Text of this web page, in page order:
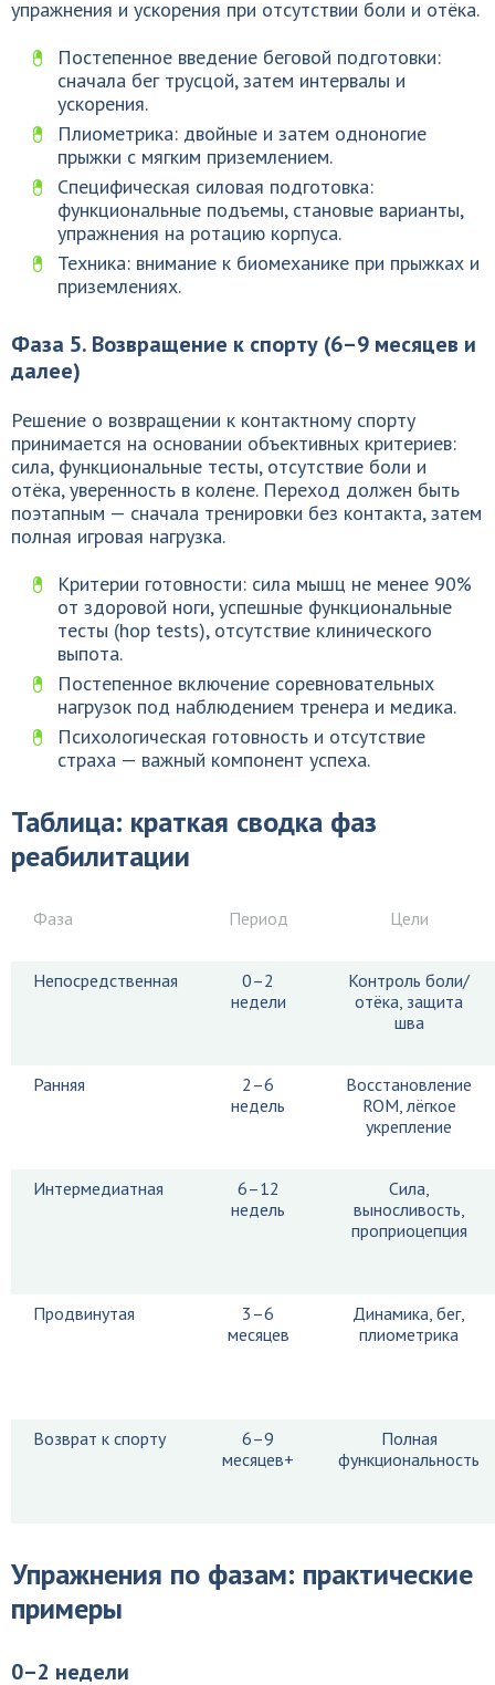
упражнения и ускорения при отсутствии боли и отёка.
Постепенное введение беговой подготовки:
сначала бег трусцой, затем интервалы и
ускорения.
Плиометрика: двойные и затем одноногие
прыжки с мягким приземлением.
Специфическая силовая подготовка:
функциональные подъемы, становые варианты,
упражнения на ротацию корпуса.
Техника: внимание к биомеханике при прыжках и
приземлениях.
Фаза 5. Возвращение к спорту (6–9 месяцев и
далее)
Решение о возвращении к контактному спорту
принимается на основании объективных критериев:
сила, функциональные тесты, отсутствие боли и
отёка, уверенность в колене. Переход должен быть
поэтапным — сначала тренировки без контакта, затем
полная игровая нагрузка.
Критерии готовности: сила мышц не менее 90%
от здоровой ноги, успешные функциональные
тесты (hop tests), отсутствие клинического
выпота.
Постепенное включение соревновательных
нагрузок под наблюдением тренера и медика.
Психологическая готовность и отсутствие
страха — важный компонент успеха.
Таблица: краткая сводка фаз
реабилитации
Фаза Период Цели
Непосредственная
0–2
недели
Контроль боли/
отёка, защита
шва
Ранняя
2–6
недель
Восстановление
ROM, лёгкое
укрепление
Интермедиатная
6–12
недель
Сила,
выносливость,
проприоцепция
Продвинутая
3–6
месяцев
Динамика, бег,
плиометрика
Возврат к спорту
6–9
месяцев+
Полная
функциональность
Упражнения по фазам: практические
примеры
0–2 недели